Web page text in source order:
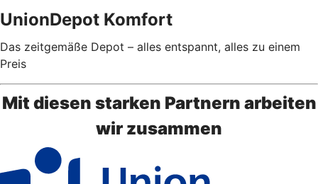
UnionDepot Komfort
Das zeitgemäße Depot – alles entspannt, alles zu einem
Preis
Mit diesen starken Partnern arbeiten
wir zusammen